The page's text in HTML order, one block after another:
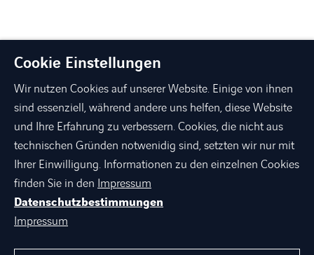
linkedin
xing facebookinstagramyoutube
Cookie Einstellungen
Wir nutzen Cookies auf unserer Website. Einige von ihnen
sind essenziell, während andere uns helfen, diese Website
und Ihre Erfahrung zu verbessern. Cookies, die nicht aus
technischen Gründen notwenidig sind, setzten wir nur mit
Ihrer Einwilligung. Informationen zu den einzelnen Cookies
finden Sie in den Impressum
Datenschutzbestimmungen
Impressum